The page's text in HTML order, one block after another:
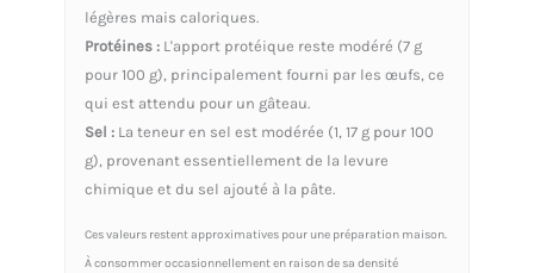
légères mais caloriques.
Protéines : L'apport protéique reste modéré (7 g
pour 100 g), principalement fourni par les œufs, ce
qui est attendu pour un gâteau.
Sel : La teneur en sel est modérée (1, 17 g pour 100
g), provenant essentiellement de la levure
chimique et du sel ajouté à la pâte.
Ces valeurs restent approximatives pour une préparation maison.
À consommer occasionnellement en raison de sa densité